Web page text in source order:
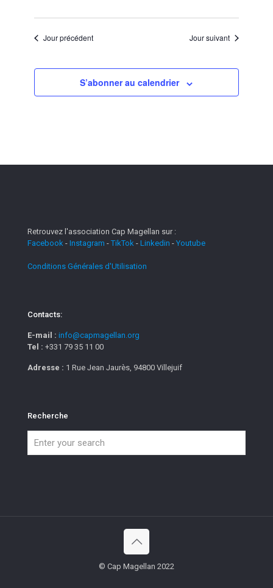
Jour précédent Jour suivant
S’abonner au calendrier
Retrouvez l'association Cap Magellan sur :
Facebook - Instagram -TikTok - Linkedin - Youtube
Conditions Générales d'Utilisation
Contacts:
E-mail : info@capmagellan.org
Tel : +331 79 35 11 00
Adresse : 1 Rue Jean Jaurès, 94800 Villejuif
Recherche
© Cap Magellan 2022